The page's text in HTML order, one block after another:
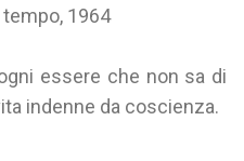
tempo, 1964
essere che non sa di
indenne da coscienza.